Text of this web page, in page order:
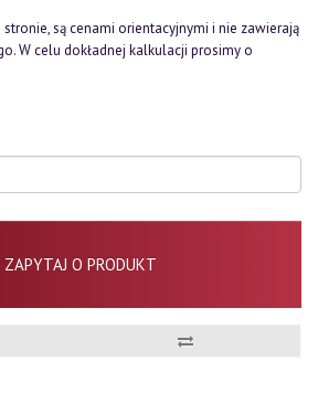
są cenami orientacyjnymi i nie zawierają
W celu dokładnej kalkulacji prosimy o
ZAPYTAJ O PRODUKT